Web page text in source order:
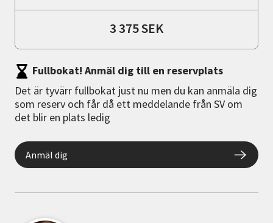
3 375 SEK
Fullbokat! Anmäl dig till en reservplats
Det är tyvärr fullbokat just nu men du kan anmäla dig
som reserv och får då ett meddelande från SV om
det blir en plats ledig
Anmäl dig